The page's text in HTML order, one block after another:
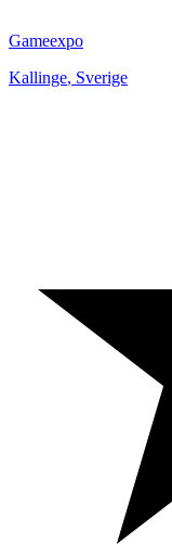
Gameexpo
Kallinge, Sverige